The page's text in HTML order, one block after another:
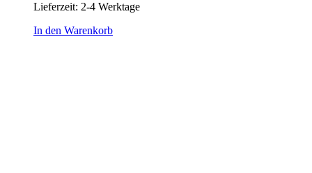
Lieferzeit: 2-4 Werktage
In den Warenkorb